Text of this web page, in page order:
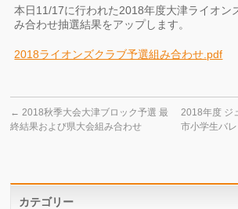
本日11/17に行われた2018年度大津ライオン
み合わせ抽選結果をアップします。
2018ライオンズクラブ予選組み合わせ.pdf
← 2018秋季大会大津ブロック予選 最
終結果および県大会組み合わせ
2018年度 ジ
市小学生バ
カテゴリー